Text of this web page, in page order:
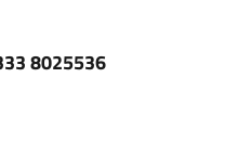
8025536